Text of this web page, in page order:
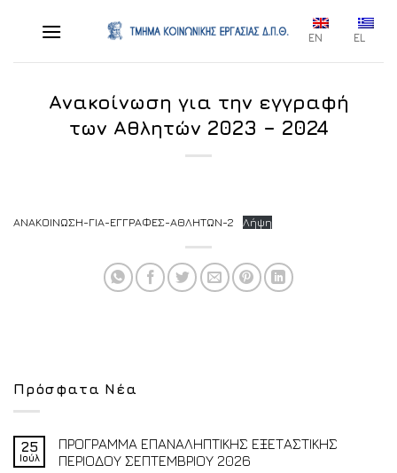
EN EL
Ανακοίνωση για την εγγραφή
των Αθλητών 2023 – 2024
ΑΝΑΚΟΙΝΩΣΗ-ΓΙΑ-ΕΓΓΡΑΦΕΣ-ΑΘΛΗΤΩΝ-2 Λήψη
Πρόσφατα Νέα
25
Ιούλ
ΠΡΟΓΡΑΜΜΑ ΕΠΑΝΑΛΗΠΤΙΚΗΣ ΕΞΕΤΑΣΤΙΚΗΣ
ΠΕΡΙΟΔΟΥ ΣΕΠΤΕΜΒΡΙΟΥ 2026